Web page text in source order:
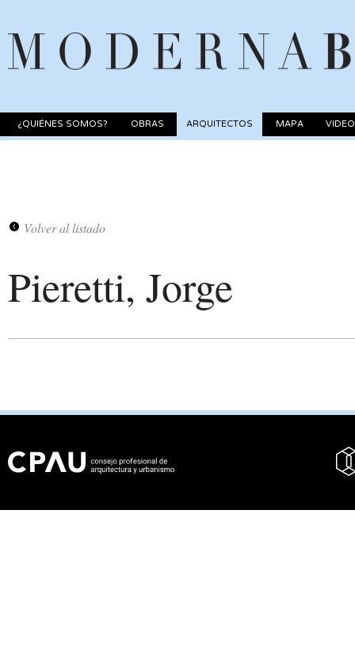
¿QUIÉNES SOMOS? OBRAS ARQUITECTOS MAPA
Volver al listado
Pieretti, Jorge